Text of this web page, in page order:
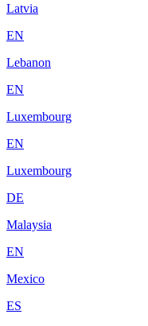
Latvia
EN
Lebanon
EN
Luxembourg
EN
Luxembourg
DE
Malaysia
EN
Mexico
ES